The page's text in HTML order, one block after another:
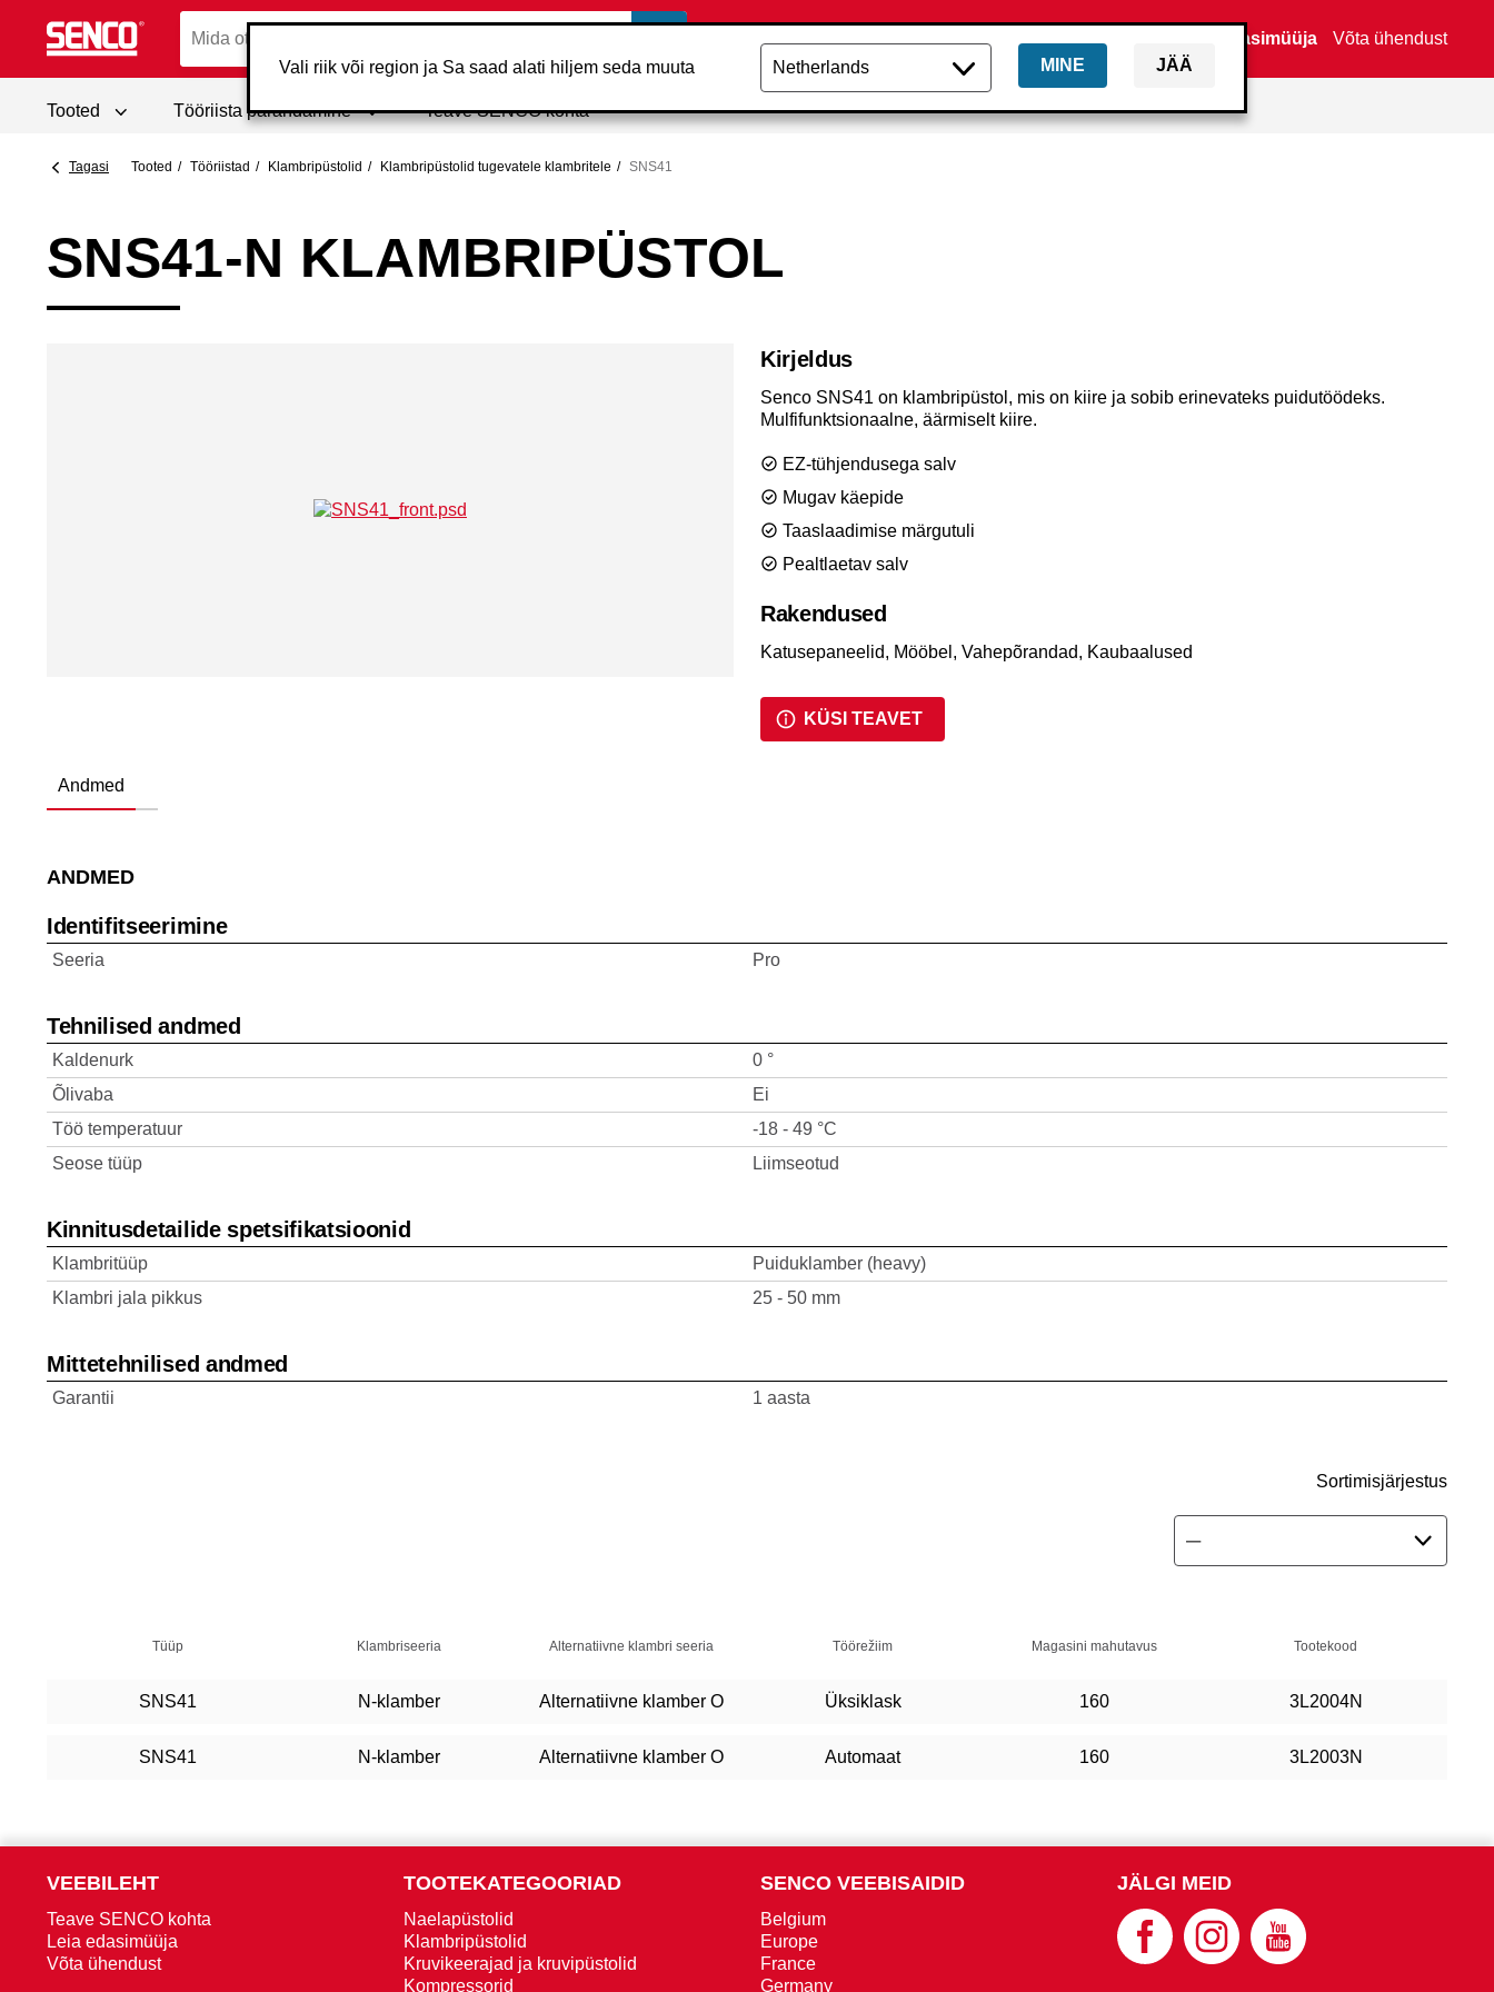
Vali riik või region ja Sa saad alati hiljem seda muuta MINE JÄÄ
Leia edasimüüja Võta ühendust
Tooted Tööriista parandamine Teave SENCO kohta
Tagasi Tooted Tööriistad Klambripüstolid Klambripüstolid tugevatele klambritele SNS41
SNS41-N KLAMBRIPÜSTOL
Kirjeldus
Senco SNS41 on klambripüstol, mis on kiire ja sobib erinevateks puidutöödeks.
Mulfifunktsionaalne, äärmiselt kiire.
EZ-tühjendusega salv
Mugav käepide
Taaslaadimise märgutuli
Pealtlaetav salv
Rakendused
Katusepaneelid, Mööbel, Vahepõrandad, Kaubaalused
KÜSI TEAVET
Andmed
ANDMED
Identifitseerimine
Seeria Pro
Tehnilised andmed
Kaldenurk
0 °
Õlivaba
Ei
Töö temperatuur
-18 - 49 °C
Seose tüüp
Liimseotud
Kinnitusdetailide spetsifikatsioonid
Klambritüüp
Puiduklamber (heavy)
Klambri jala pikkus
25 - 50 mm
Mittetehnilised andmed
Garantii 1 aasta
Sortimisjärjestus
Tüüp Klambriseeria Alternatiivne klambri seeria Töörežiim Magasini mahutavus Tootekood
SNS41 N-klamber Alternatiivne klamber O Üksiklask 160 3L2004N
SNS41 N-klamber Alternatiivne klamber O Automaat 160 3L2003N
VEEBILEHT
Teave SENCO kohta
Leia edasimüüja
Võta ühendust
TOOTEKATEGOORIAD
Naelapüstolid
Klambripüstolid
Kruvikeerajad ja kruvipüstolid
Kompressorid
SENCO VEEBISAIDID
Belgium
Europe
France
Germany
JÄLGI MEID